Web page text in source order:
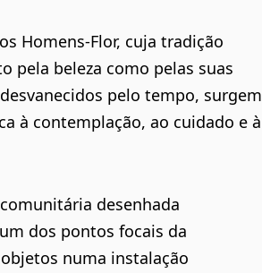
Homens-Flor, cuja tradição
pela beleza como pelas suas
pelo tempo, surgem
à contemplação, ao cuidado e à
desenhada
dos pontos focais da
numa instalação